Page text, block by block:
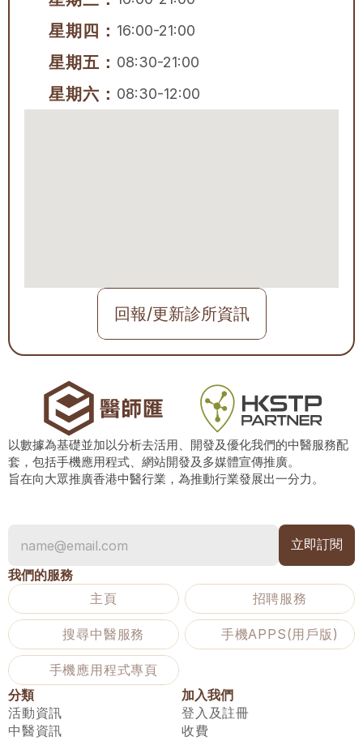
星期四： 16:00-21:00
星期五： 08:30-21:00
星期六： 08:30-12:00
回報/更新診所資訊
以數據為基礎並加以分析去活用、開發及優化我們的中醫服務配
套，包括手機應用程式、網站開發及多媒體宣傳推廣。
旨在向大眾推廣香港中醫行業，為推動行業發展出一分力。
我們的服務
主頁
招聘服務
搜尋中醫服務 手機APPS(用戶版)
手機應用程式專頁
分類
活動資訊
中醫資訊
加入我們
登入及註冊
收費